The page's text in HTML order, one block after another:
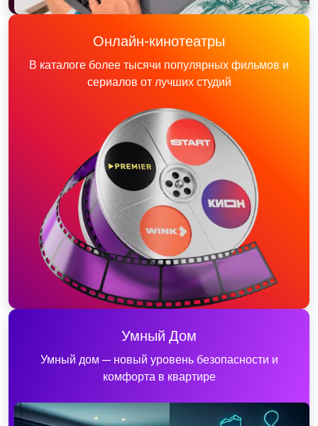
Онлайн-кинотеатры
В каталоге более тысячи популярных фильмов и
сериалов от лучших студий
Умный Дом
Умный дом — новый уровень безопасности и
комфорта в квартире